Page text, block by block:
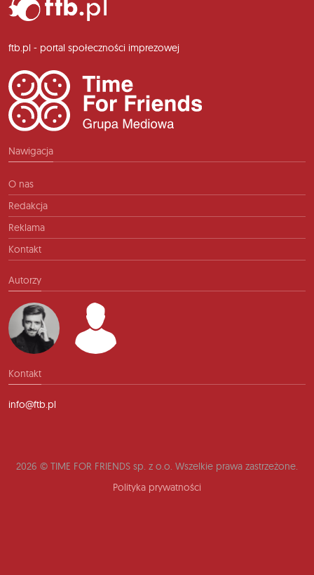
ftb.pl - portal społeczności imprezowej
Nawigacja
O nas
Redakcja
Reklama
Kontakt
Autorzy
Kontakt
info@ftb.pl
2026 © TIME FOR FRIENDS sp. z o.o. Wszelkie prawa zastrzeżone.
Polityka prywatności